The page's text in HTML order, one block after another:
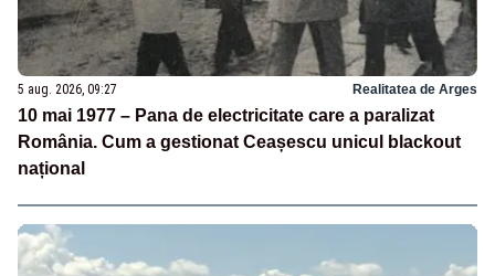
5 aug. 2026, 09:27 Realitatea de Arges
10 mai 1977 – Pana de electricitate care a paralizat
România. Cum a gestionat Ceașescu unicul blackout
național